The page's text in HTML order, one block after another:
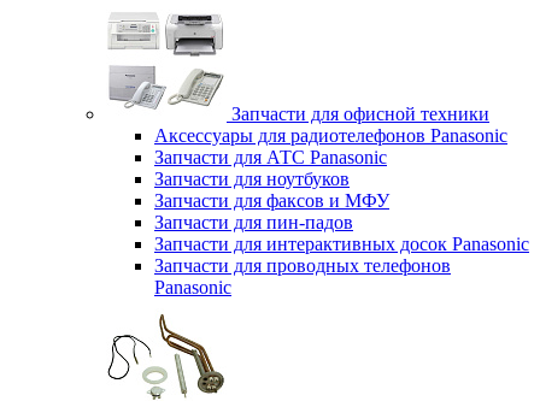
Запчасти для офисной техники
Аксессуары для радиотелефонов Panasonic
Запчасти для АТС Panasonic
Запчасти для ноутбуков
Запчасти для факсов и МФУ
Запчасти для пин-падов
Запчасти для интерактивных досок Panasonic
Запчасти для проводных телефонов
Panasonic